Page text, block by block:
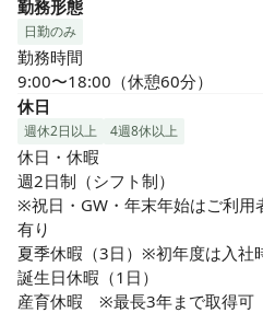
勤務形態
日勤のみ
勤務時間
9:00〜18:00（休憩60分）
休日
週休2日以上 4週8休以上
休日・休暇
週2日制（シフト制）
※祝日・GW・年末年始はご利用
有り
夏季休暇（3日）※初年度は入社
誕生日休暇（1日）
産育休暇　※最長3年まで取得可